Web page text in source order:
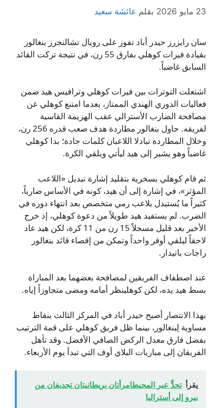
23 مايو 2026 بقلم عائشة سعيد
سان رايزرز حيدر أباد تفوز على رويال تشالنجرز بنغالور
بقيادة فيرات كوهلي بفارق 55 رن، في نتيجة تركت القائد
السابق غاضباً.
اشتعلت التوترات بين فيرات كوهلي وترافيس هيد ضمن
فعاليات الدوري الهندي الممتاز، بعدما امتنع كوهلي عن
مصافحة الضارب الأسترالي عقب الهزيمة القاسية
لفريقه. حاول بنغالور مطاردة هدف صعب قدره 256 رن،
وخلال المطاردة تبادلا اللاعبان كلمات حادة؛ بدا كوهلي
غاضباً وهو يشير إلى هيد ليأتي ويلقي الكرة.
ثم قام كوهلي بسخرية بتقليد إشارة تبديل «اللاعب
المؤثر»، في إشارة إلى أن هيد، كونه في الأساس ضارباً،
كثيراً ما يُستبدل بلاعب رمي متخصص بعد انتهاء دوره في
الضرب. لم يستفيد هيد طويلاً من دعوة كوهلي، إذ خرج
الأخير بعد قليل مسجلاً 15 رن من 11 كرة، لكن هيد عاد
لاحقاً ليلقي أوفر واحداً وتمكن من إقصاء قائد بنغالور
راجات باتيدار.
عند اصطفاف الفريقين لمصافحة بعضهما بعد المباراة
بسط هيد يده، لكن كوهلينظر أمامه ومضى متجاوزاً إياه.
بهذا الانتصار أصبح حيدر أباد في المركز الثالث بنقاط
مساوية لِبنغالور، بينما ظل فريق كوهلي على قمة الترتيب
بفضل فارق معدل الركض الصافي الأفضل. وقد تأهل
الفريقان إلى مباريات البلاي أوف التي تبدأ يوم الأربعاء.
يقرأ تحدٍّ عبر المحيطامرأتان بريطانيتان تجديفان من
بيرو إلى أستراليا